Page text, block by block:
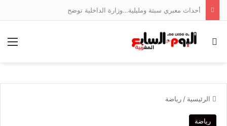
أحداث معبري سبتة ومليلية…وزارة الداخلية توضح
بحث عن
الرئيسية / رياضة
رياضة